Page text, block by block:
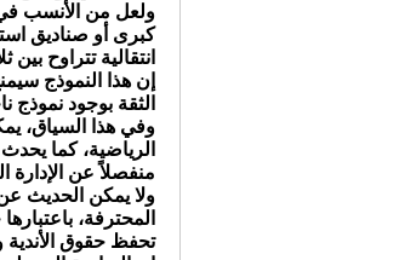
ولعل من الأنسب
كبرى أو صناديق
انتقالية تتراوح
إن هذا النموذج
الثقة بوجود نموذج
وفي هذا السياق،
الرياضية، كما
منفصلاً عن الإدارة
ولا يمكن الحديث
المحترفة،
تحفظ حقوق